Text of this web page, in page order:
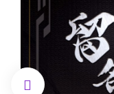
